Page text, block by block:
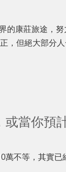
的康莊旅途，
，但絕大部分
或當你預
萬不等，其實